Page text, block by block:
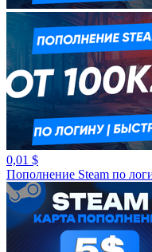
0,01 $
Пополнение Steam по